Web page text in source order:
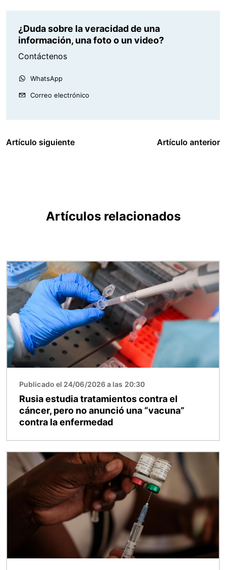
¿Duda sobre la veracidad de una
información, una foto o un video?
Contáctenos
WhatsApp
Correo electrónico
Artículo siguiente Artículo anterior
Artículos relacionados
Imagen
Publicado el 24/06/2026 a las 20:30
Rusia estudia tratamientos contra el
cáncer, pero no anunció una “vacuna”
contra la enfermedad
Imagen